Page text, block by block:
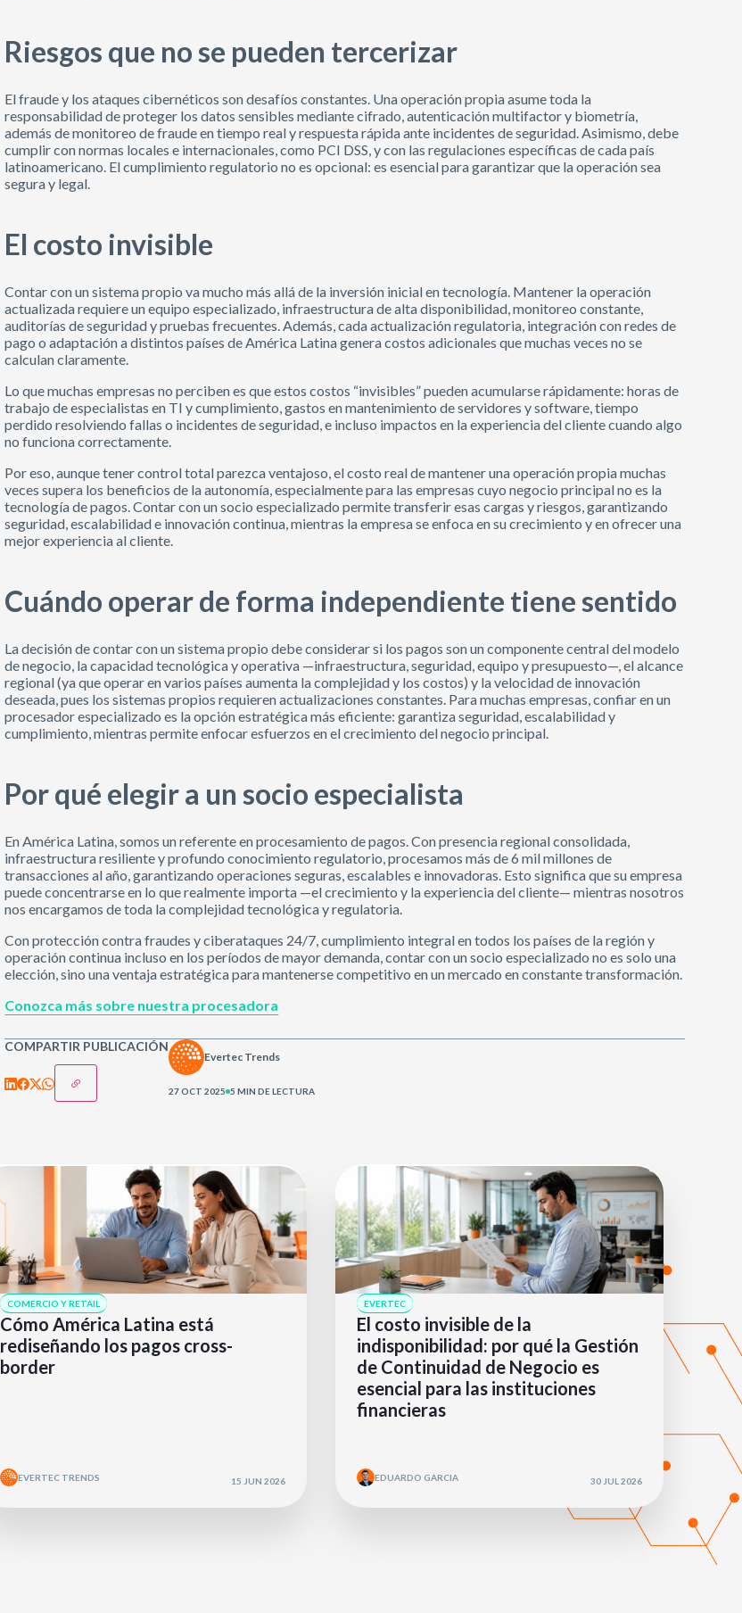
Riesgos que no se pueden tercerizar
El fraude y los ataques cibernéticos son desafíos constantes. Una operación propia asume toda la
responsabilidad de proteger los datos sensibles mediante cifrado, autenticación multifactor y biometría,
además de monitoreo de fraude en tiempo real y respuesta rápida ante incidentes de seguridad. Asimismo, debe
cumplir con normas locales e internacionales, como PCI DSS, y con las regulaciones específicas de cada país
latinoamericano. El cumplimiento regulatorio no es opcional: es esencial para garantizar que la operación sea
segura y legal.
El costo invisible
Contar con un sistema propio va mucho más allá de la inversión inicial en tecnología. Mantener la operación
actualizada requiere un equipo especializado, infraestructura de alta disponibilidad, monitoreo constante,
auditorías de seguridad y pruebas frecuentes. Además, cada actualización regulatoria, integración con redes de
pago o adaptación a distintos países de América Latina genera costos adicionales que muchas veces no se
calculan claramente.
Lo que muchas empresas no perciben es que estos costos “invisibles” pueden acumularse rápidamente: horas de
trabajo de especialistas en TI y cumplimiento, gastos en mantenimiento de servidores y software, tiempo
perdido resolviendo fallas o incidentes de seguridad, e incluso impactos en la experiencia del cliente cuando algo
no funciona correctamente.
Por eso, aunque tener control total parezca ventajoso, el costo real de mantener una operación propia muchas
veces supera los beneficios de la autonomía, especialmente para las empresas cuyo negocio principal no es la
tecnología de pagos. Contar con un socio especializado permite transferir esas cargas y riesgos, garantizando
seguridad, escalabilidad e innovación continua, mientras la empresa se enfoca en su crecimiento y en ofrecer una
mejor experiencia al cliente.
Cuándo operar de forma independiente tiene sentido
La decisión de contar con un sistema propio debe considerar si los pagos son un componente central del modelo
de negocio, la capacidad tecnológica y operativa —infraestructura, seguridad, equipo y presupuesto—, el alcance
regional (ya que operar en varios países aumenta la complejidad y los costos) y la velocidad de innovación
deseada, pues los sistemas propios requieren actualizaciones constantes. Para muchas empresas, confiar en un
procesador especializado es la opción estratégica más eficiente: garantiza seguridad, escalabilidad y
cumplimiento, mientras permite enfocar esfuerzos en el crecimiento del negocio principal.
Por qué elegir a un socio especialista
En América Latina, somos un referente en procesamiento de pagos. Con presencia regional consolidada,
infraestructura resiliente y profundo conocimiento regulatorio, procesamos más de 6 mil millones de
transacciones al año, garantizando operaciones seguras, escalables e innovadoras. Esto significa que su empresa
puede concentrarse en lo que realmente importa —el crecimiento y la experiencia del cliente— mientras nosotros
nos encargamos de toda la complejidad tecnológica y regulatoria.
Con protección contra fraudes y ciberataques 24/7, cumplimiento integral en todos los países de la región y
operación continua incluso en los períodos de mayor demanda, contar con un socio especializado no es solo una
elección, sino una ventaja estratégica para mantenerse competitivo en un mercado en constante transformación.
Conozca más sobre nuestra procesadora
COMPARTIR PUBLICACIÓN
Evertec Trends
27 OCT 2025 5 MIN DE LECTURA
COMERCIO Y RETAIL
Cómo América Latina está
rediseñando los pagos cross-
border
EVERTEC TRENDS 15 JUN 2026
EVERTEC
El costo invisible de la
indisponibilidad: por qué la Gestión
de Continuidad de Negocio es
esencial para las instituciones
financieras
EDUARDO GARCIA 30 JUL 2026